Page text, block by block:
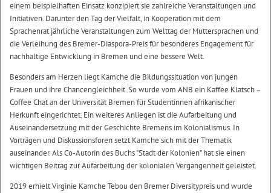
einem beispielhaften Einsatz konzipiert sie zahlreiche Veranstaltungen und
Initiativen. Darunter den Tag der Vielfalt, in Kooperation mit dem
Sprachenrat jährliche Veranstaltungen zum Welttag der Muttersprachen und
die Verleihung des Bremer-Diaspora-Preis für besonderes Engagement für
nachhaltige Entwicklung in Bremen und eine bessere Welt.
Besonders am Herzen liegt Kamche die Bildungssituation von jungen
Frauen und ihre Chancengleichheit. So wurde vom ANB ein Kaffee Klatsch –
Coffee Chat an der Universität Bremen für Studentinnen afrikanischer
Herkunft eingerichtet. Ein weiteres Anliegen ist die Aufarbeitung und
Auseinandersetzung mit der Geschichte Bremens im Kolonialismus. In
Vorträgen und Diskussionsforen setzt Kamche sich mit der Thematik
auseinander. Als Co-Autorin des Buchs "Stadt der Kolonien" hat sie einen
wichtigen Beitrag zur Aufarbeitung der kolonialen Vergangenheit geleistet.
2019 erhielt Virginie Kamche Tebou den Bremer Diversitypreis und wurde